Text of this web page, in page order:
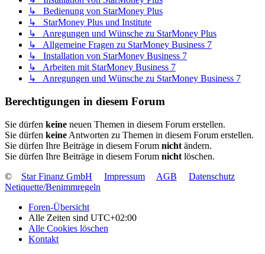
↳ Bedienung von StarMoney Plus
↳ StarMoney Plus und Institute
↳ Anregungen und Wünsche zu StarMoney Plus
↳ Allgemeine Fragen zu StarMoney Business 7
↳ Installation von StarMoney Business 7
↳ Arbeiten mit StarMoney Business 7
↳ Anregungen und Wünsche zu StarMoney Business 7
Berechtigungen in diesem Forum
Sie dürfen keine neuen Themen in diesem Forum erstellen.
Sie dürfen keine Antworten zu Themen in diesem Forum erstellen.
Sie dürfen Ihre Beiträge in diesem Forum nicht ändern.
Sie dürfen Ihre Beiträge in diesem Forum nicht löschen.
©
Star Finanz GmbH Impressum AGB
Datenschutz
Netiquette/Benimmregeln
Foren-Übersicht
Alle Zeiten sind UTC+02:00
Alle Cookies löschen
Kontakt